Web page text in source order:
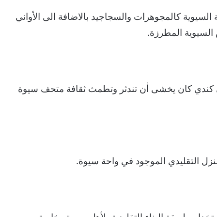
كالمجوهرات والسجاجيد بالاضافة الى الأواني
السيوية المطرزة.
كان يخشى أن تندثر وتطمث ثقافة متحف سيوة
التقليدي الموجود في واحة سيوة.